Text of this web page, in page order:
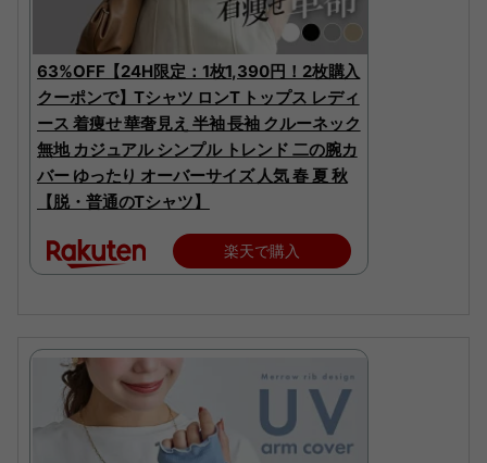
63%OFF【24H限定：1枚1,390円！2枚購入
クーポンで】Tシャツ ロンT トップス レディ
ース 着痩せ 華奢見え 半袖 長袖 クルーネック
無地 カジュアル シンプル トレンド 二の腕カ
バー ゆったり オーバーサイズ 人気 春 夏 秋
【脱・普通のTシャツ】
楽天で購入